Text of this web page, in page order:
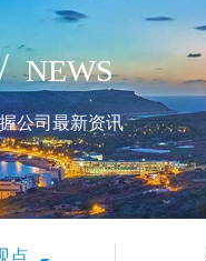
NEWS
公司最新资讯